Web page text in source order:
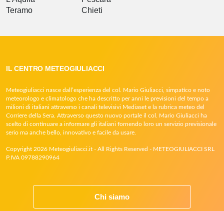
Teramo
Chieti
IL CENTRO METEOGIULIACCI
Meteogiuliacci nasce dall’esperienza del col. Mario Giuliacci, simpatico e noto
meteorologo e climatologo che ha descritto per anni le previsioni del tempo a
milioni di italiani attraverso i canali televisivi Mediaset e la rubrica meteo del
Corriere della Sera. Attraverso questo nuovo portale il col. Mario Giuliacci ha
scelto di continuare a informare gli italiani fornendo loro un servizio previsionale
serio ma anche bello, innovativo e facile da usare.
Copyright 2026 Meteogiuliacci.it - All Rights Reserved - METEOGIULIACCI SRL
P.IVA 09788290964
Chi siamo